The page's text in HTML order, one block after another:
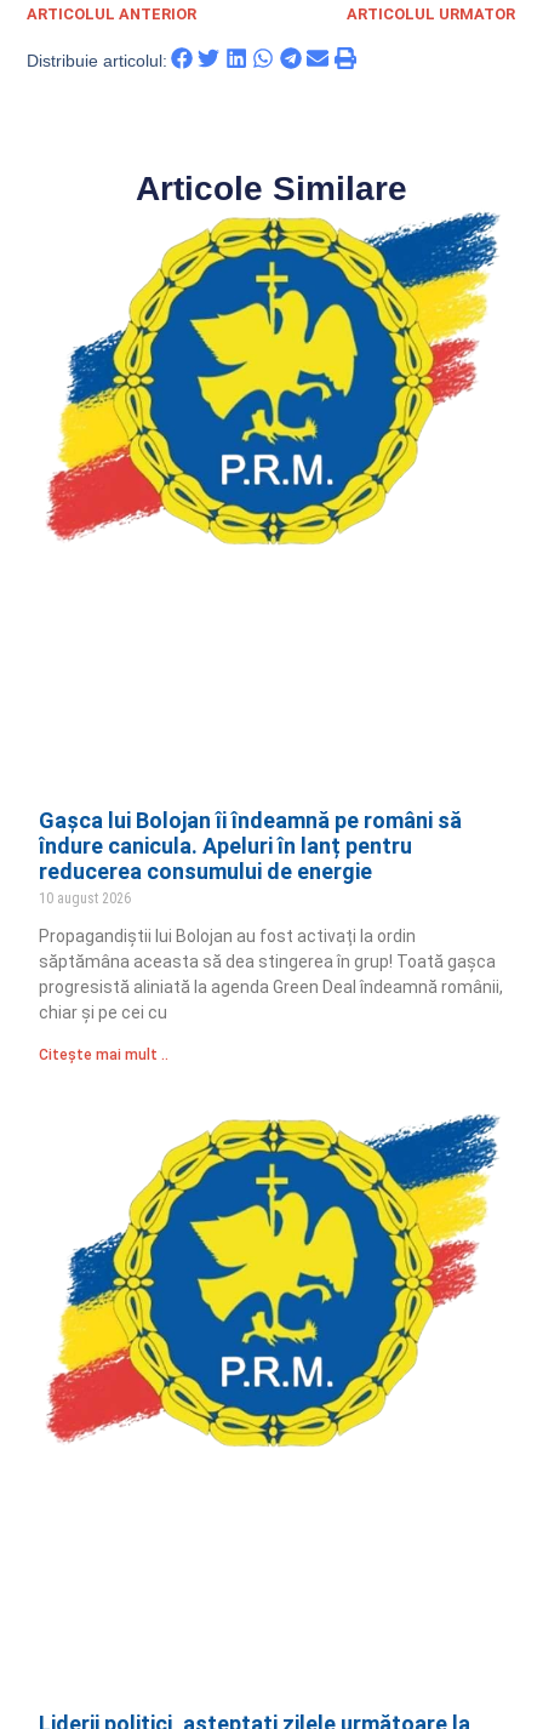
ARTICOLUL ANTERIOR ARTICOLUL URMATOR
Distribuie articolul:
Articole Similare
Gașca lui Bolojan îi îndeamnă pe români să
îndure canicula. Apeluri în lanț pentru
reducerea consumului de energie
10 august 2026
Propagandiștii lui Bolojan au fost activați la ordin
săptămâna aceasta să dea stingerea în grup! Toată gașca
progresistă aliniată la agenda Green Deal îndeamnă românii,
chiar și pe cei cu
Citește mai mult ..
Liderii politici, așteptați zilele următoare la